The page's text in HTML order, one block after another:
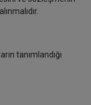
tanımlandığı